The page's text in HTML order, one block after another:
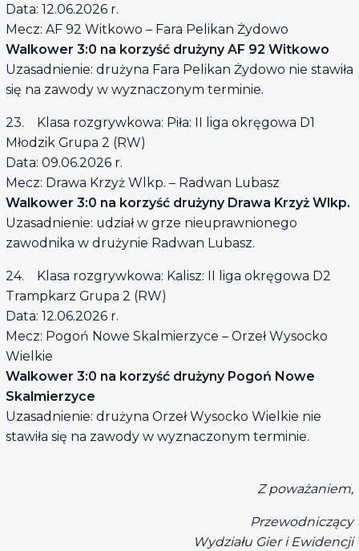
Data: 12.06.2026 r.
Mecz: AF 92 Witkowo – Fara Pelikan Żydowo
Walkower 3:0 na korzyść drużyny AF 92 Witkowo
Uzasadnienie: drużyna Fara Pelikan Żydowo nie stawiła
się na zawody w wyznaczonym terminie.
23. Klasa rozgrywkowa: Piła: II liga okręgowa D1
Młodzik Grupa 2 (RW)
Data: 09.06.2026 r.
Mecz: Drawa Krzyż Wlkp. – Radwan Lubasz
Walkower 3:0 na korzyść drużyny Drawa Krzyż Wlkp.
Uzasadnienie: udział w grze nieuprawnionego
zawodnika w drużynie Radwan Lubasz.
24. Klasa rozgrywkowa: Kalisz: II liga okręgowa D2
Trampkarz Grupa 2 (RW)
Data: 12.06.2026 r.
Mecz: Pogoń Nowe Skalmierzyce – Orzeł Wysocko
Wielkie
Walkower 3:0 na korzyść drużyny Pogoń Nowe
Skalmierzyce
Uzasadnienie: drużyna Orzeł Wysocko Wielkie nie
stawiła się na zawody w wyznaczonym terminie.
Z poważaniem,
Przewodniczący
Wydziału Gier i Ewidencji